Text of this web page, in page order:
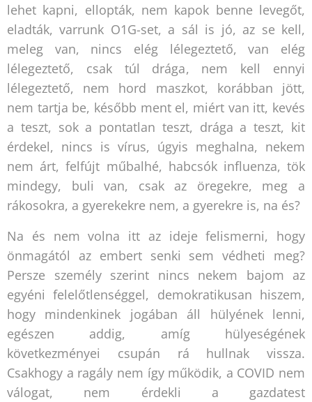
lehet kapni, ellopták, nem kapok benne levegőt,
eladták, varrunk O1G-set, a sál is jó, az se kell,
meleg van, nincs elég lélegeztető, van elég
lélegeztető, csak túl drága, nem kell ennyi
lélegeztető, nem hord maszkot, korábban jött,
nem tartja be, később ment el, miért van itt, kevés
a teszt, sok a pontatlan teszt, drága a teszt, kit
érdekel, nincs is vírus, úgyis meghalna, nekem
nem árt, felfújt műbalhé, habcsók influenza, tök
mindegy, buli van, csak az öregekre, meg a
rákosokra, a gyerekekre nem, a gyerekre is, na és?
Na és nem volna itt az ideje felismerni, hogy
önmagától az embert senki sem védheti meg?
Persze személy szerint nincs nekem bajom az
egyéni felelőtlenséggel, demokratikusan hiszem,
hogy mindenkinek jogában áll hülyének lenni,
egészen addig, amíg hülyeségének
következményei csupán rá hullnak vissza.
Csakhogy a ragály nem így működik, a COVID nem
válogat, nem érdekli a gazdatest